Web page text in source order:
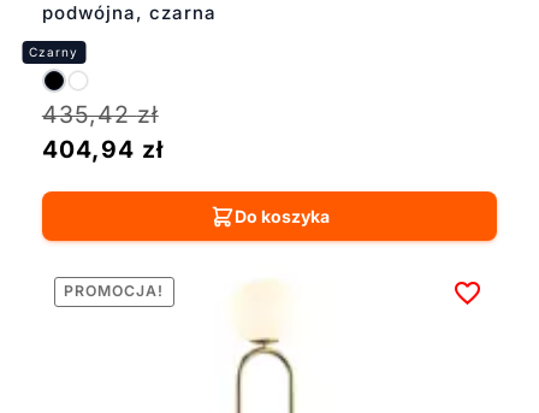
podwójna, czarna
435,42zł
404,94 zł
Do koszyka
PROMOCJA!